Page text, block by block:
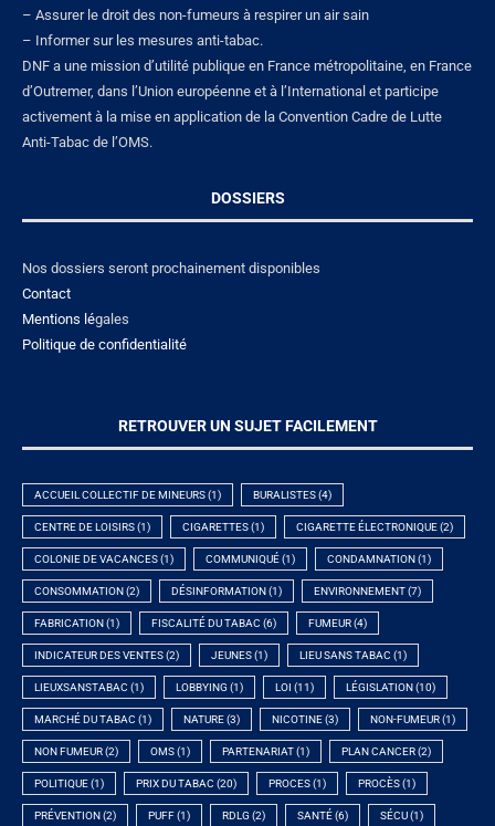
– Assurer le droit des non-fumeurs à respirer un air sain
– Informer sur les mesures anti-tabac.
DNF a une mission d’utilité publique en France métropolitaine, en France
d’Outremer, dans l’Union européenne et à l’International et participe
activement à la mise en application de la Convention Cadre de Lutte
Anti-Tabac de l’OMS.
DOSSIERS
Nos dossiers seront prochainement disponibles
Contact
Mentions légales
Politique de confidentialité
RETROUVER UN SUJET FACILEMENT
ACCUEIL COLLECTIF DE MINEURS(1) BURALISTES(4)
CENTRE DE LOISIRS(1) CIGARETTES(1) CIGARETTE ÉLECTRONIQUE(2)
COLONIE DE VACANCES(1) COMMUNIQUÉ(1) CONDAMNATION (1)
CONSOMMATION (2) DÉSINFORMATION (1) ENVIRONNEMENT(7)
FABRICATION (1) FISCALITÉ DU TABAC (6) FUMEUR(4)
INDICATEUR DES VENTES(2) JEUNES(1) LIEU SANS TABAC (1)
LIEUXSANSTABAC (1) LOBBYING (1) LOI (11) LÉGISLATION (10)
MARCHÉ DU TABAC (1) NATURE(3) NICOTINE(3) NON-FUMEUR(1)
NON FUMEUR(2) OMS(1) PARTENARIAT(1) PLAN CANCER(2)
POLITIQUE(1) PRIX DU TABAC (20) PROCES(1) PROCÈS(1)
PRÉVENTION (2) PUFF(1) RDLG (2) SANTÉ(6) SÉCU(1)